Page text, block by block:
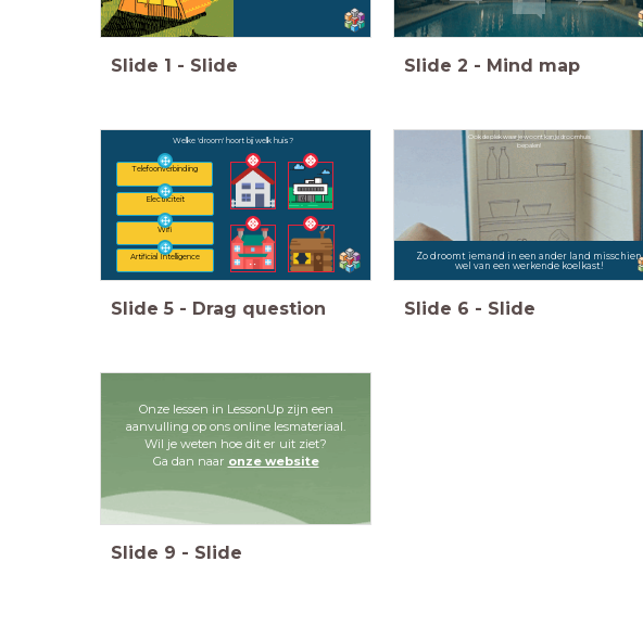
Slide 1 - Slide Slide 2 - Mind map
Welke 'droom' hoort bij welk huis?
Telefoonverbinding
Electriciteit
Wifi
Artificial Intelligence
Slide 5 - Drag question
Zo droomt iemand in een ander land misschien
wel van een werkende koelkast!
Ook de plek waar je woont kan je droomhuis
bepalen!
Slide 6 - Slide
Onze lessen in LessonUp zijn een
aanvulling op ons online lesmateriaal.
Wil je weten hoe dit er uit ziet?
Ga dan naar onze website
Slide 9 - Slide